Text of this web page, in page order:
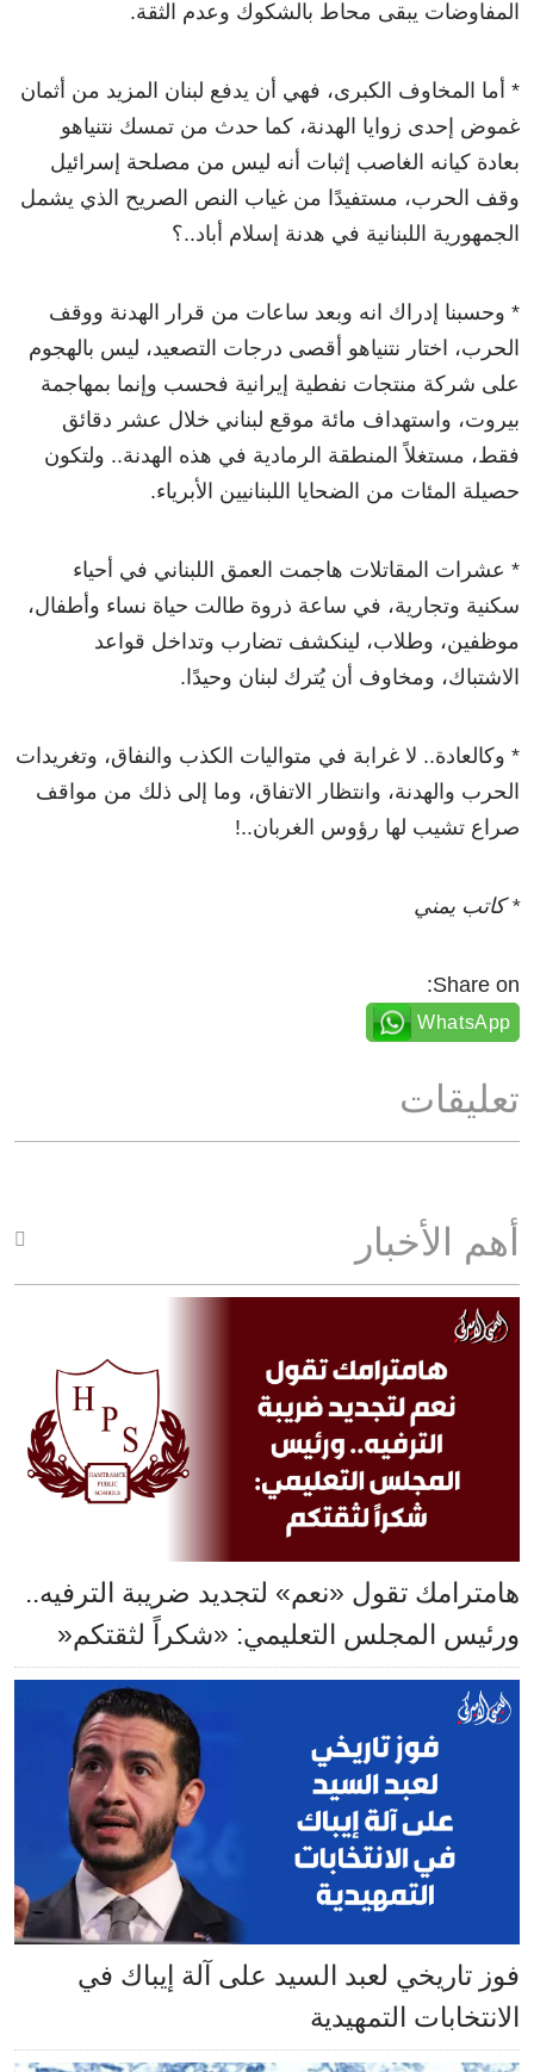
المفاوضات يبقى محاط بالشكوك وعدم الثقة.
* أما المخاوف الكبرى، فهي أن يدفع لبنان المزيد من أثمان
غموض إحدى زوايا الهدنة، كما حدث من تمسك نتنياهو
بعادة كيانه الغاصب إثبات أنه ليس من مصلحة إسرائيل
وقف الحرب، مستفيدًا من غياب النص الصريح الذي يشمل
الجمهورية اللبنانية في هدنة إسلام أباد..؟
* وحسبنا إدراك انه وبعد ساعات من قرار الهدنة ووقف
الحرب، اختار نتنياهو أقصى درجات التصعيد، ليس بالهجوم
على شركة منتجات نفطية إيرانية فحسب وإنما بمهاجمة
بيروت، واستهداف مائة موقع لبناني خلال عشر دقائق
فقط، مستغلاً المنطقة الرمادية في هذه الهدنة.. ولتكون
حصيلة المئات من الضحايا اللبنانيين الأبرياء.
* عشرات المقاتلات هاجمت العمق اللبناني في أحياء
سكنية وتجارية، في ساعة ذروة طالت حياة نساء وأطفال،
موظفين، وطلاب، لينكشف تضارب وتداخل قواعد
الاشتباك، ومخاوف أن يُترك لبنان وحيدًا.
* وكالعادة.. لا غرابة في متواليات الكذب والنفاق، وتغريدات
الحرب والهدنة، وانتظار الاتفاق، وما إلى ذلك من مواقف
صراع تشيب لها رؤوس الغربان..!
* كاتب يمني
Share on:
WhatsApp
تعليقات
أهم الأخبار
هامترامك تقول «نعم» لتجديد ضريبة الترفيه..
ورئيس المجلس التعليمي: «شكراً لثقتكم«
فوز تاريخي لعبد السيد على آلة إيباك في
الانتخابات التمهيدية